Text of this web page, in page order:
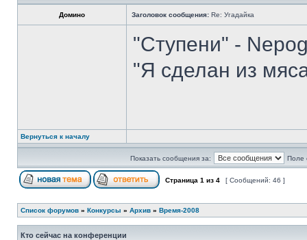
Домино Заголовок сообщения: Re: Угадайка
"Ступени" -
"Я сделан из
Вернуться к началу
Показать сообщения за: Поле
Страница 1 из 4 [ Сообщений: 46 ]
Список форумов » Конкурсы » Архив » Время-2008
Кто сейчас на конференции